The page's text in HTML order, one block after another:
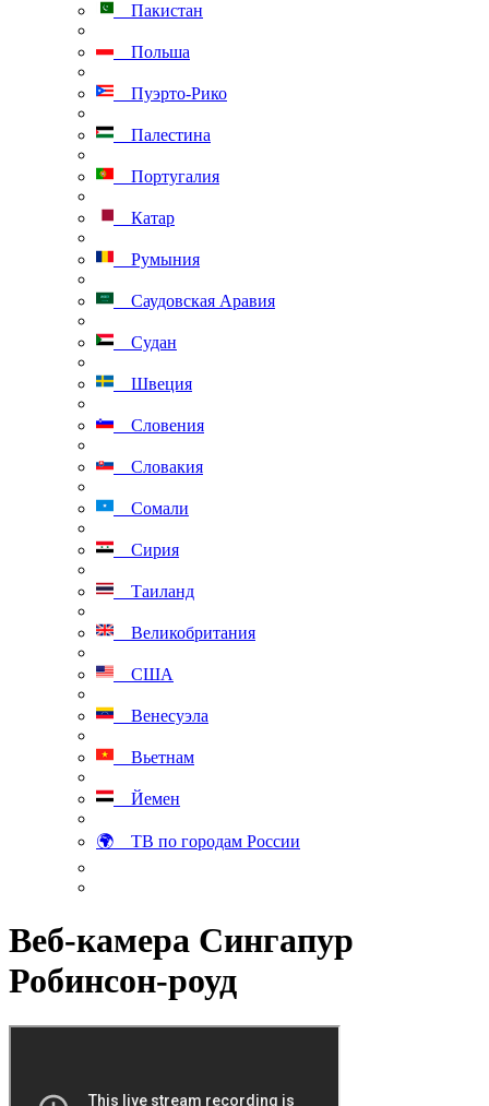
Пакистан
Польша
Пуэрто-Рико
Палестина
Португалия
Катар
Румыния
Саудовская Аравия
Судан
Швеция
Словения
Словакия
Сомали
Сирия
Таиланд
Великобритания
США
Венесуэла
Вьетнам
Йемен
🌍 ТВ по городам России
Веб-камера Сингапур
Робинсон-роуд